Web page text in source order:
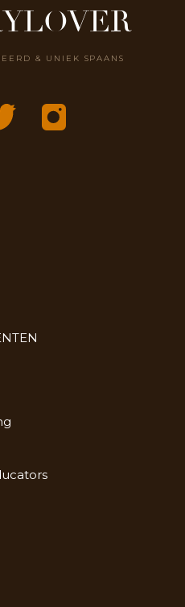
& UNIEK SPAANS